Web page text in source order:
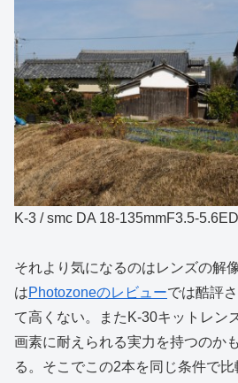
K-3 / smc DA 18-135mmF3.5-
それより気になるのはレンズの解
はPhotozoneのレビューでは酷評
て高くない。またK-30キットレン
画素に耐えられる実力を持つのか
る。そこでこの2本を同じ条件で比